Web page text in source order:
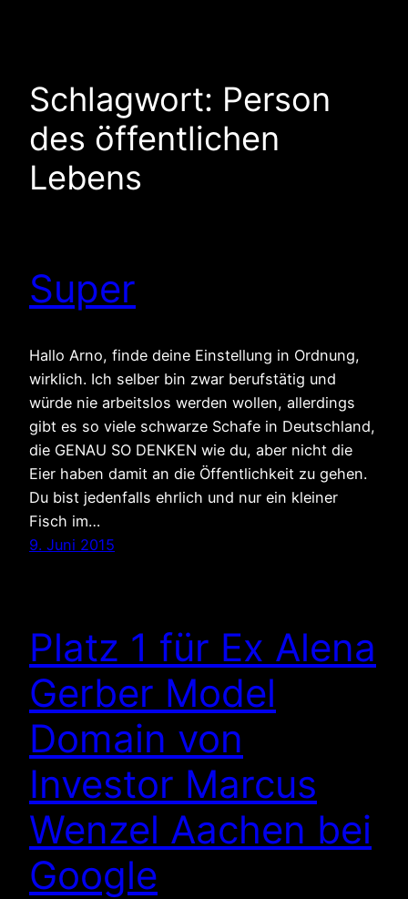
Schlagwort: Person
des öffentlichen
Lebens
Super
Hallo Arno, finde deine Einstellung in Ordnung,
wirklich. Ich selber bin zwar berufstätig und
würde nie arbeitslos werden wollen, allerdings
gibt es so viele schwarze Schafe in Deutschland,
die GENAU SO DENKEN wie du, aber nicht die
Eier haben damit an die Öffentlichkeit zu gehen.
Du bist jedenfalls ehrlich und nur ein kleiner
Fisch im…
9. Juni 2015
Platz 1 für Ex Alena
Gerber Model
Domain von
Investor Marcus
Wenzel Aachen bei
Google